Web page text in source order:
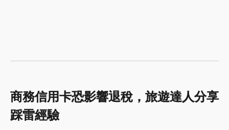
商務信用卡恐影響退稅，旅遊達人分享
踩雷經驗